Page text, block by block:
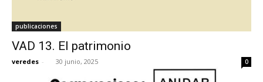
publicaciones
VAD 13. El patrimonio
veredes - 30 junio, 2025 0